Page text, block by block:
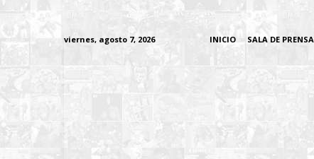
viernes, agosto 7, 2026 INICIO SALA DE PRENSA